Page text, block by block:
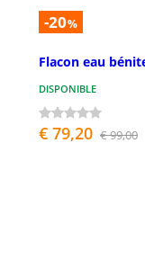
-20%
Flacon eau
DISPONIBLE
€ 79,20 € 99,00